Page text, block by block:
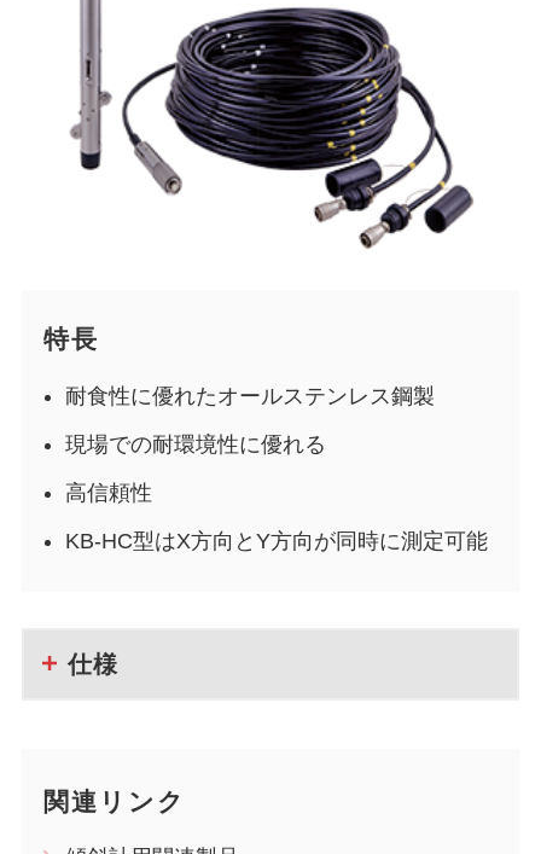
特長
耐食性に優れたオールステンレス鋼製
現場での耐環境性に優れる
高信頼性
KB-HC型はX方向とY方向が同時に測定可能
仕様
関連リンク